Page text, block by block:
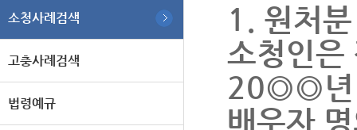
소청사례검색
고충사례검색
법령예규
1. 원처
소청인은
20◎◎년
배우자